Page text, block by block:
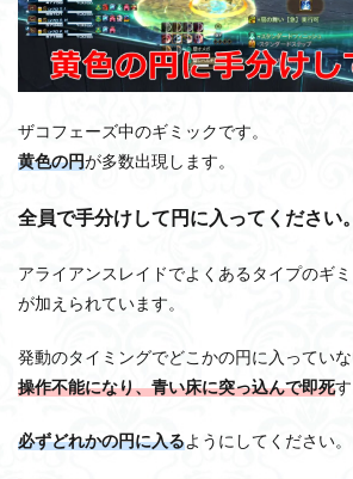
ザコフェーズ中のギミックです。
黄色の円が多数出現します。
全員で手分けして円に入ってください。
アライアンスレイドでよくあるタイプのギ
が加えられています。
発動のタイミングでどこかの円に入っていな
操作不能になり、青い床に突っ込んで即死
必ずどれかの円に入るようにしてください。